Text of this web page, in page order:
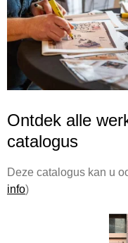
Ontdek alle
catalogus
Deze catalogus kan u
info)